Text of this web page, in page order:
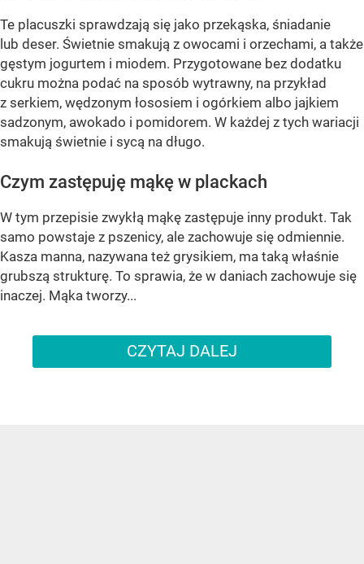
Te placuszki sprawdzają się jako przekąska, śniadanie
lub deser. Świetnie smakują z owocami i orzechami, a także
gęstym jogurtem i miodem. Przygotowane bez dodatku
cukru można podać na sposób wytrawny, na przykład
z serkiem, wędzonym łososiem i ogórkiem albo jajkiem
sadzonym, awokado i pomidorem. W każdej z tych wariacji
smakują świetnie i sycą na długo.
Czym zastępuję mąkę w plackach
W tym przepisie zwykłą mąkę zastępuje inny produkt. Tak
samo powstaje z pszenicy, ale zachowuje się odmiennie.
Kasza manna, nazywana też grysikiem, ma taką właśnie
grubszą strukturę. To sprawia, że w daniach zachowuje się
inaczej. Mąka tworzy...
CZYTAJ DALEJ